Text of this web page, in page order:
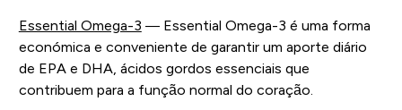
Essential Omega-3 — Essential Omega-3 é uma forma
económica e conveniente de garantir um aporte diário
de EPA e DHA, ácidos gordos essenciais que
contribuem para a função normal do coração.